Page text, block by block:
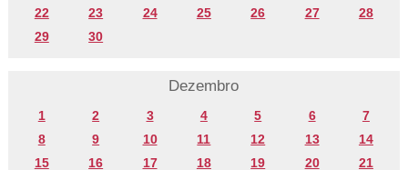
22
23 24 25 26 27
28
29
30
Dezembro
1 2 3 4 5 6
7
8
9 10 11 12 13
14
15
16 17 18 19 20 21